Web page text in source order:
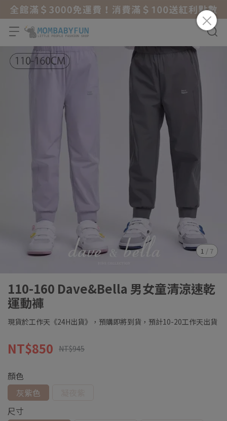
1 / 7
110-160 Dave&Bella 男女童清涼速乾
運動褲
現貨於工作天《24H出貨》，預購即將到貨，預計10-20工作天出貨
NT$850 NT$945
顏色
灰紫色
尺寸